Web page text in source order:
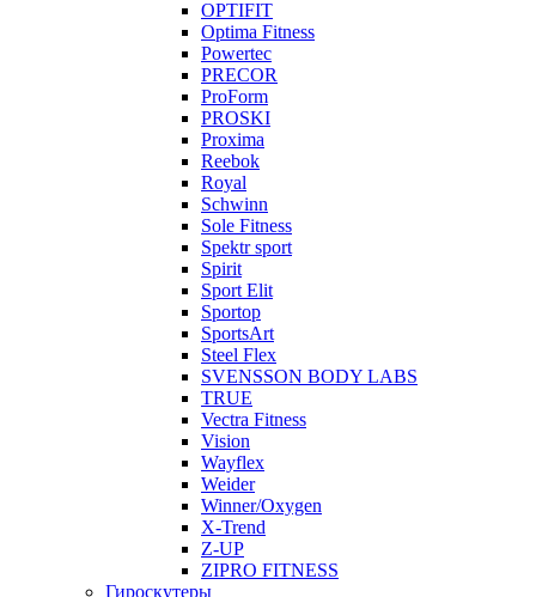
OPTIFIT
Optima Fitness
Powertec
PRECOR
ProForm
PROSKI
Proxima
Reebok
Royal
Schwinn
Sole Fitness
Spektr sport
Spirit
Sport Elit
Sportop
SportsArt
Steel Flex
SVENSSON BODY LABS
TRUE
Vectra Fitness
Vision
Wayflex
Weider
Winner/Oxygen
X-Trend
Z-UP
ZIPRO FITNESS
Гироскутеры